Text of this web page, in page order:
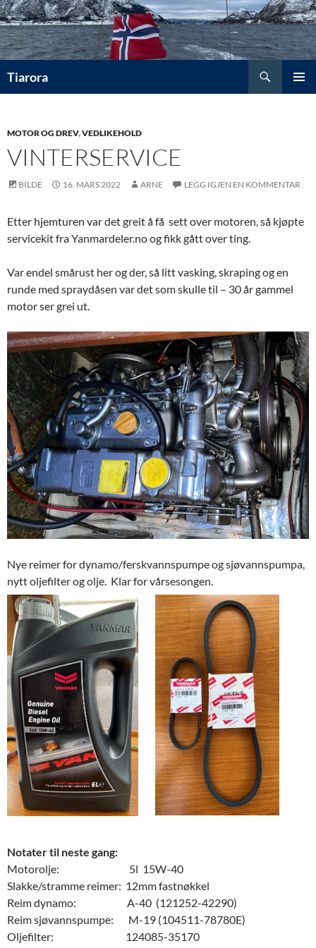
Hopp
til
innhold
Tiarora
MOTOR OG DREV,VEDLIKEHOLD
VINTERSERVICE
BILDE 16. MARS 2022 ARNE LEGG IGJEN EN KOMMENTAR
Etter hjemturen var det greit å få sett over motoren, så kjøpte
servicekit fra Yanmardeler.no og fikk gått over ting.
Var endel smårust her og der, så litt vasking, skraping og en
runde med spraydåsen var det som skulle til – 30 år gammel
motor ser grei ut.
Nye reimer for dynamo/ferskvannspumpe og sjøvannspumpa,
nytt oljefilter og olje. Klar for vårsesongen.
Notater til neste gang:
Motorolje: 5l 15W-40
Slakke/stramme reimer: 12mm fastnøkkel
Reim dynamo: A-40 (121252-42290)
Reim sjøvannspumpe: M-19 (104511-78780E)
Oljefilter: 124085-35170